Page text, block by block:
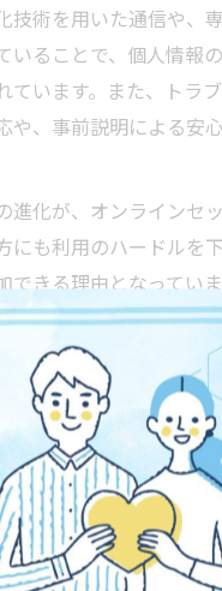
技術を用いた通信や、
いることで、個人情報
ています。また、トラ
や、事前説明による安
進化が、オンラインセ
にも利用のハードルを
できる理由となってい
、より快適で安全なサ
応が地域の交流を深め
ションは、単なる個人サ
やつながりを深める役
、オンラインを活用し
増え、住民同士のコミ